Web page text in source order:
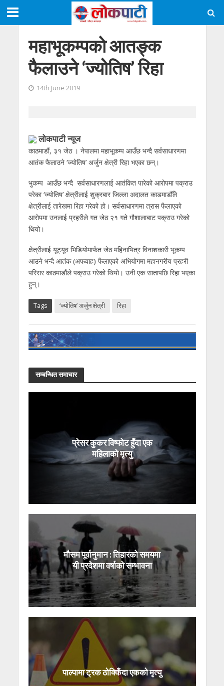
महाभूकम्पकाे आतङ्क
फैलाउने ‘ज्योतिष’ रिहा
14th June 2019
लाेकपाटी न्यूज
काठमाडौं, ३१ जेठ । नेपालमा महाभूकम्प आउँछ भन्दै सर्वसाधारणमा
आतंक फैलाउने ‘ज्योतिष’ अर्जुन क्षेत्री रिहा भएका छन्।
भुकम्प आउँछ भन्दै सर्वसाधारणलाई आतंकित पारेको आरोपमा पक्राउ
परेका ‘ज्योतिष’ क्षेत्रीलाई शुक्रबार जिल्ला अदालत काडमाडौँले
क्षेत्रीलाई तारेखमा रिहा गरेको हो। सर्वसाधारणमा त्रास फैलाएकाे
आराेपमा उनलाई प्रहरीले गत जेठ २१ गते गौशालाबाट पक्राउ गरेको
थियो।
क्षेत्रीलाई यूट्यूव भिडियोमार्फत जेठ महिनाभित्र विनाशकारी भूकम्प
आउने भन्दै आतंक (अफवाह) फैलाएको अभियोगमा महानगरीय प्रहरी
परिसर काठमाडौंले पक्राउ गरेको थियो। उनी एक सातापछि रिहा भएका
हुन्।
Tags ‘ज्योतिष’ अर्जुन क्षेत्री रिहा
सम्बन्धित समाचार
प्रेसर कुकर विष्फोट हुँदा एक
महिलाको मृत्यु
मौसम पूर्वानुमान : तिहारको समयमा
यी प्रदेशमा वर्षाको सम्भावना
पाल्पामा ट्रक ठोक्किँदा एकको मृत्यु